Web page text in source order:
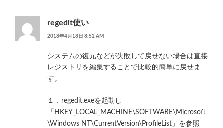
regedit使い
2018年4月18日 8:52 AM
システムの復元などが失敗して戻せない場合は直接
レジストリを編集することで比較的簡単に戻せま
す。
１．regedit.exeを起動し
「HKEY_LOCAL_MACHINE\SOFTWARE\Microsoft
\Windows NT\CurrentVersion\ProfileList」を参照